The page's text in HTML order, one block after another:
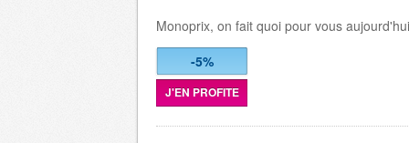
Monoprix, on fait quoi pour vous
-5%
J'EN PROFITE